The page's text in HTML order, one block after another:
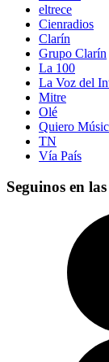
eltrece
Cienradios
Clarín
Grupo Clarín
La 100
La Voz del
Mitre
Olé
Quiero
TN
Vía País
Seguinos en